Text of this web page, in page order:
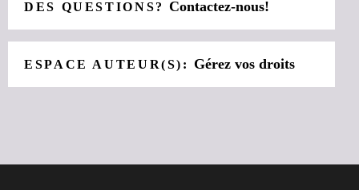
DES QUESTIONS?Contactez-nous!
ESPACE AUTEUR(S): Gérez vos droits